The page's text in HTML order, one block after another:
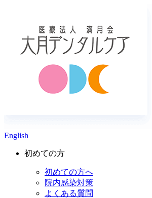
English
初めての方
初めての方へ
院内感染対策
よくある質問